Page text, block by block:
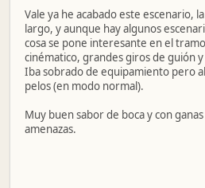
Vale ya he acabado este escenario,
largo, y aunque hay algunos
cosa se pone interesante en el
cinématico, grandes giros de guión
Iba sobrado de equipamiento pero
pelos (en modo normal).
Muy buen sabor de boca y con
amenazas.